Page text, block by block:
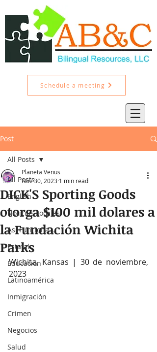
Schedule a meeting
Post
All Posts
English
Noticias Locales
Así Funciona...
Estatal
Educación
Latinoamérica
Inmigración
Crimen
Negocios
Salud
All Posts
DICK'S Sporting Goods
otorga $100 mil dolares a
la Fundación Wichita
Parks
Planeta Venus
Nov 30, 2023 1 min read
Wichita, Kansas | 30 de noviembre,
2023